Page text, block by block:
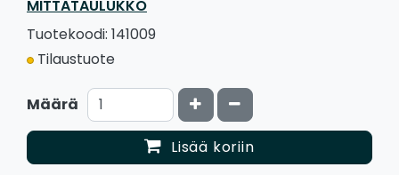
MITTATAULUKKO
Tuotekoodi: 141009
Tilaustuote
Määrä Kasvata määrää
Vähennä määrää
Lisää koriin